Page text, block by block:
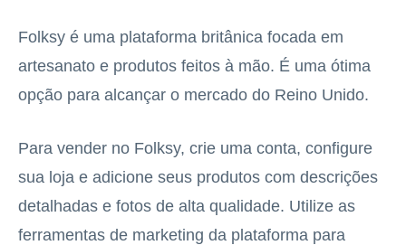
Folksy é uma plataforma britânica focada em
artesanato e produtos feitos à mão. É uma ótima
opção para alcançar o mercado do Reino Unido.
Para vender no Folksy, crie uma conta, configure
sua loja e adicione seus produtos com descrições
detalhadas e fotos de alta qualidade. Utilize as
ferramentas de marketing da plataforma para